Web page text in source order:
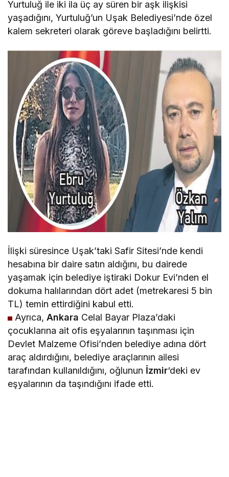
Yurtuluğ ile iki ila üç ay süren bir aşk ilişkisi
yaşadığını, Yurtuluğ’un Uşak Belediyesi’nde özel
kalem sekreteri olarak göreve başladığını belirtti.
İlişki süresince Uşak’taki Safir Sitesi’nde kendi
hesabına bir daire satın aldığını, bu dairede
yaşamak için belediye iştiraki Dokur Evi’nden el
dokuma halılarından dört adet (metrekaresi 5 bin
TL) temin ettirdiğini kabul etti.
Ayrıca,Ankara Celal Bayar Plaza’daki
çocuklarına ait ofis eşyalarının taşınması için
Devlet Malzeme Ofisi’nden belediye adına dört
araç aldırdığını, belediye araçlarının ailesi
tarafından kullanıldığını, oğlunun İzmir‘deki ev
eşyalarının da taşındığını ifade etti.